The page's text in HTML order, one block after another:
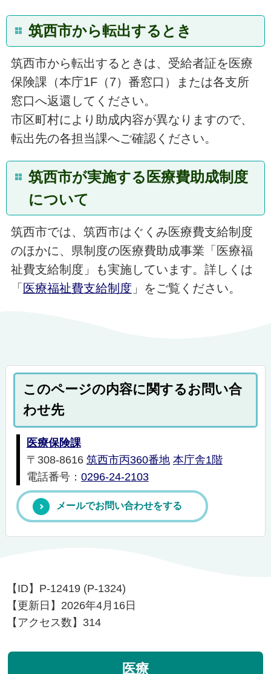
筑西市から転出するとき
筑西市から転出するときは、受給者証を医療
保険課（本庁1F（7）番窓口）または各支所
窓口へ返還してください。
市区町村により助成内容が異なりますので、
転出先の各担当課へご確認ください。
筑西市が実施する医療費助成制度
について
筑西市では、筑西市はぐくみ医療費支給制度
のほかに、県制度の医療費助成事業「医療福
祉費支給制度」も実施しています。詳しくは
「 医療福祉費支給制度 」をご覧ください。
このページの内容に関するお問い合
わせ先
医療保険課
〒308-8616 筑西市丙360番地 本庁舎1階
電話番号： 0296-24-2103
メールでお問い合わせをする
【ID】 P-12419 (P-1324)
【更新日】 2026年4月16日
【アクセス数】 314
医療